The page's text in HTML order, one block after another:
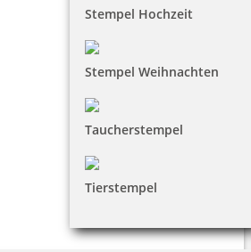
Stempel Hochzeit
Stempel Weihnachten
Taucherstempel
Tierstempel